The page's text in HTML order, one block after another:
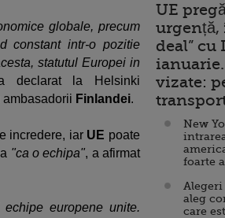
globale, precum
constant intr-o pozitie
statutul Europei in
declarat la Helsinki
ambasadorii Finlandei.
incredere, iar UE poate
"ca o echipa", a afirmat
europene unite.
UE
urgență,
deal”
vizate:
New
foarte
Alegeri
aleg
care